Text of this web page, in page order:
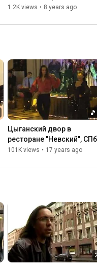
рассвета (18:43)
1.2K views • 8 years ago
Цыганский двор в
ресторане "Невский",
101K views • 17 years ago